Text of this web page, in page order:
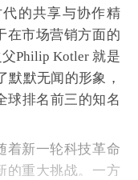
的共享与协作精
在市场营销方面的
Philip Kotler 就是
默默无闻的形象，
球排名前三的知名
着新一轮科技革命
的重大挑战。一方